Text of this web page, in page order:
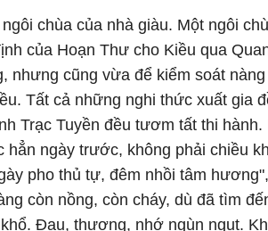
chùa của nhà giàu. Một ngôi
của Hoạn Thư cho Kiều qua
nhưng cũng vừa để kiểm soát
Tất cả những nghi thức xuất gia
Trạc Tuyền đều tươm tất thi
hẳn ngày trước, không phải chiều
pho thủ tự, đêm nhồi tâm
còn nồng, còn cháy, dù đã tìm
Đau, thương, nhớ ngùn ngụt.